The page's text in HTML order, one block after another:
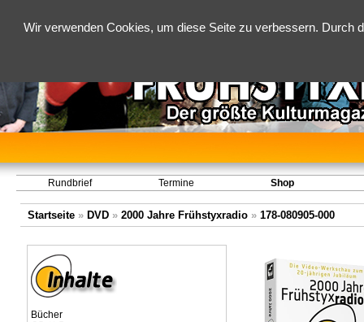
Wir verwenden Cookies, um diese Seite zu verbessern.
Rundbrief Termine Shop
Startseite» DVD» 2000 Jahre Frühstyxradio» 178-080905-000
Bücher